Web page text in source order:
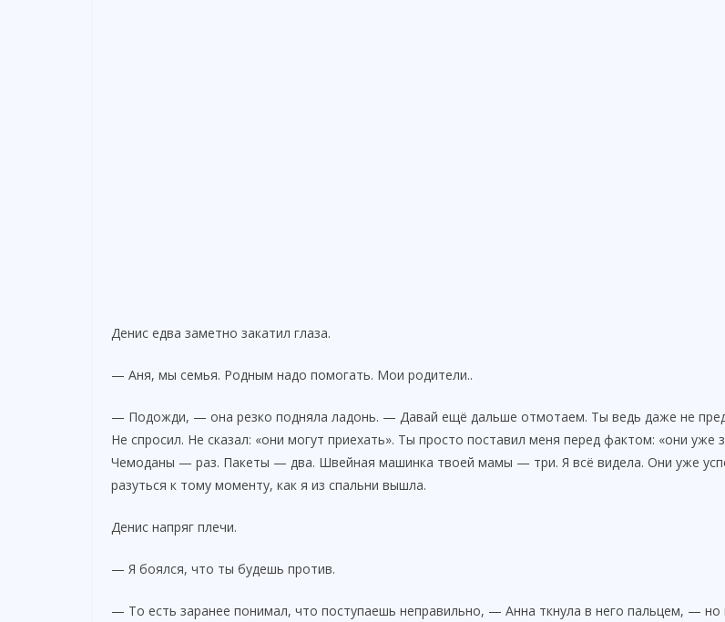
Денис едва заметно закатил глаза.
— Аня, мы семья. Родным надо помогать. Мои родители..
— Подожди, — она резко подняла ладонь. — Давай ещё дальше отмотаем. Ты ведь даже не
Не спросил. Не сказал: «они могут приехать». Ты просто поставил меня перед фактом: «они уже
Чемоданы — раз. Пакеты — два. Швейная машинка твоей мамы — три. Я всё видела. Они уже
разуться к тому моменту, как я из спальни вышла.
Денис напряг плечи.
— Я боялся, что ты будешь против.
— То есть заранее понимал, что поступаешь неправильно, — Анна ткнула в него пальцем, — но